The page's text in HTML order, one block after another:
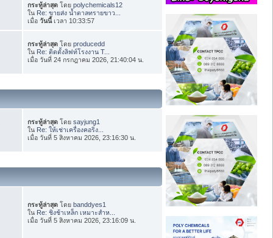
กระทู้ล่าสุด โดยpolychemicals12
ใน Re: ขายส่ง น้ำตาลทรายขาว...
เมื่อวันนี้เวลา 10:33:57
กระทู้ล่าสุด โดยproducedd
ใน Re: ติดตั้งลิฟท์โรงงาน T...
เมื่อ วันที่ 24 กรกฎาคม 2026, 21:40:04 น.
กระทู้ล่าสุด โดยsayjung1
ใน Re: ให้เช่าเครื่องคอริ่ง...
เมื่อ วันที่ 5 สิงหาคม 2026, 23:16:30 น.
กระทู้ล่าสุด โดยbanddyes1
ใน Re: ชิงช้าเหล็ก เหมาะสำห...
เมื่อ วันที่ 5 สิงหาคม 2026, 23:16:09 น.